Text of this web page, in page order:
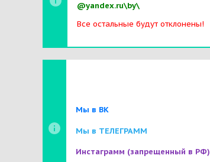
@yandex.ru\by\
Все остальные будут отклонены!
Мы в ВК
Мы в ТЕЛЕГРАММ
Инстаграмм (запрещенный в РФ)